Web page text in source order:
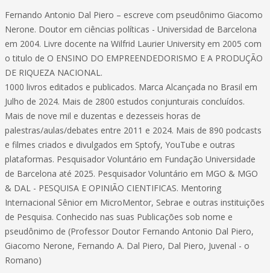
Fernando Antonio Dal Piero – escreve com pseudônimo Giacomo
Nerone. Doutor em ciências políticas - Universidad de Barcelona
em 2004. Livre docente na Wilfrid Laurier University em 2005 com
o titulo de O ENSINO DO EMPREENDEDORISMO E A PRODUÇÃO
DE RIQUEZA NACIONAL.
1000 livros editados e publicados. Marca Alcançada no Brasil em
Julho de 2024. Mais de 2800 estudos conjunturais concluídos.
Mais de nove mil e duzentas e dezesseis horas de
palestras/aulas/debates entre 2011 e 2024. Mais de 890 podcasts
e filmes criados e divulgados em Sptofy, YouTube e outras
plataformas. Pesquisador Voluntário em Fundação Universidade
de Barcelona até 2025. Pesquisador Voluntário em MGO & MGO
& DAL - PESQUISA E OPINIÃO CIENTIFICAS. Mentoring
Internacional Sênior em MicroMentor, Sebrae e outras instituições
de Pesquisa. Conhecido nas suas Publicações sob nome e
pseudônimo de (Professor Doutor Fernando Antonio Dal Piero,
Giacomo Nerone, Fernando A. Dal Piero, Dal Piero, Juvenal - o
Romano)